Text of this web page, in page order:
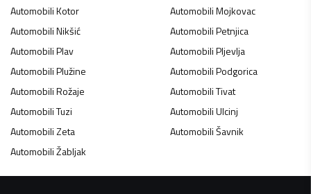
AutomobiliKotor AutomobiliMojkovac
AutomobiliNikšić AutomobiliPetnjica
AutomobiliPlav AutomobiliPljevlja
AutomobiliPlužine AutomobiliPodgorica
AutomobiliRožaje AutomobiliTivat
AutomobiliTuzi AutomobiliUlcinj
AutomobiliZeta AutomobiliŠavnik
AutomobiliŽabljak